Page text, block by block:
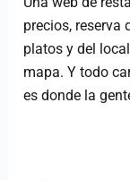
precios, reserva
platos y del
mapa. Y todo
es donde la